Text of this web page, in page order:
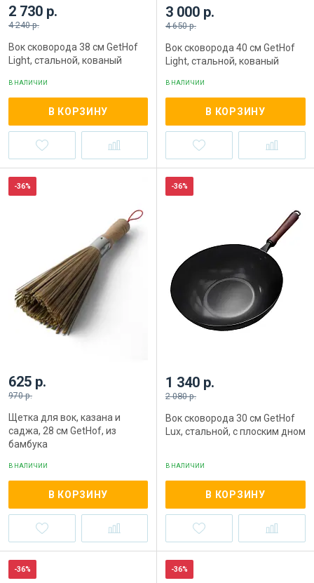
2 730 р.
4 240 р.
Вок сковорода 38 см GetHof
Light, стальной, кованый
В НАЛИЧИИ
В КОРЗИНУ
3 000 р.
4 650 р.
Вок сковорода 40 см GetHof
Light, стальной, кованый
В НАЛИЧИИ
В КОРЗИНУ
625 р.
970 р.
Щетка для вок, казана и
саджа, 28 см GetHof, из
бамбука
В НАЛИЧИИ
В КОРЗИНУ
-36%
1 340 р.
2 080 р.
Вок сковорода 30 см GetHof
Lux, стальной, с плоским дном
В НАЛИЧИИ
В КОРЗИНУ
-36%
-36% -36%